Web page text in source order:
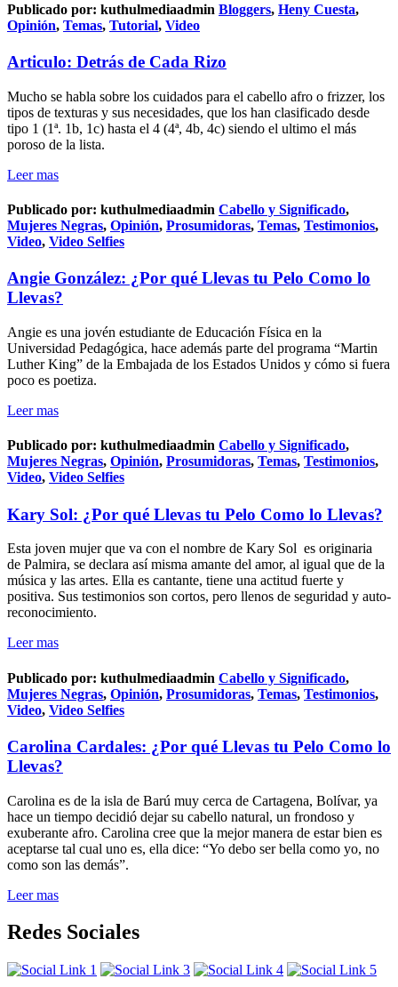
Publicado por: kuthulmediaadmin Bloggers, Heny Cuesta,
Opinión, Temas, Tutorial, Video
Articulo: Detrás de Cada Rizo
Mucho se habla sobre los cuidados para el cabello afro o frizzer, los
tipos de texturas y sus necesidades, que los han clasificado desde
tipo 1 (1ª. 1b, 1c) hasta el 4 (4ª, 4b, 4c) siendo el ultimo el más
poroso de la lista.
Leer mas
Publicado por: kuthulmediaadmin Cabello y Significado,
Mujeres Negras, Opinión, Prosumidoras, Temas, Testimonios,
Video, Video Selfies
Angie González: ¿Por qué Llevas tu Pelo Como lo
Llevas?
Angie es una jovén estudiante de Educación Física en la
Universidad Pedagógica, hace además parte del programa “Martin
Luther King” de la Embajada de los Estados Unidos y cómo si fuera
poco es poetiza.
Leer mas
Publicado por: kuthulmediaadmin Cabello y Significado,
Mujeres Negras, Opinión, Prosumidoras, Temas, Testimonios,
Video, Video Selfies
Kary Sol: ¿Por qué Llevas tu Pelo Como lo Llevas?
Esta joven mujer que va con el nombre de Kary Sol es originaria
de Palmira, se declara así misma amante del amor, al igual que de la
música y las artes. Ella es cantante, tiene una actitud fuerte y
positiva. Sus testimonios son cortos, pero llenos de seguridad y auto-
reconocimiento.
Leer mas
Publicado por: kuthulmediaadmin Cabello y Significado,
Mujeres Negras, Opinión, Prosumidoras, Temas, Testimonios,
Video, Video Selfies
Carolina Cardales: ¿Por qué Llevas tu Pelo Como lo
Llevas?
Carolina es de la isla de Barú muy cerca de Cartagena, Bolívar, ya
hace un tiempo decidió dejar su cabello natural, un frondoso y
exuberante afro. Carolina cree que la mejor manera de estar bien es
aceptarse tal cual uno es, ella dice: “Yo debo ser bella como yo, no
como son las demás”.
Leer mas
Redes Sociales